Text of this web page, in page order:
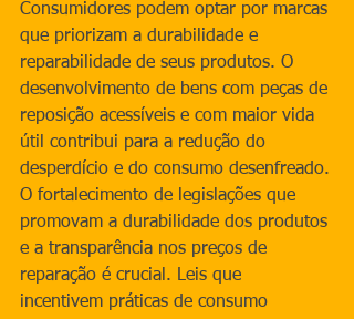
Consumidores podem optar por marcas
que priorizam a durabilidade e
reparabilidade de seus produtos. O
desenvolvimento de bens com peças de
reposição acessíveis e com maior vida
útil contribui para a redução do
desperdício e do consumo desenfreado.
O fortalecimento de legislações que
promovam a durabilidade dos produtos
e a transparência nos preços de
reparação é crucial. Leis que
incentivem práticas de consumo